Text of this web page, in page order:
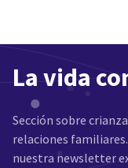
La vida
Sección sobre
relaciones
nuestra newsletter